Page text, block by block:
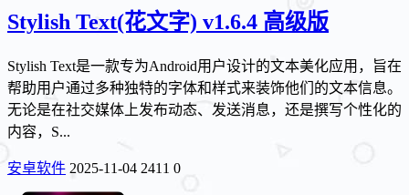
Stylish Text(花文字) v1.6.4 高级版
Stylish Text是一款专为Android用户设计的文本美化应用，旨在
帮助用户通过多种独特的字体和样式来装饰他们的文本信息。
无论是在社交媒体上发布动态、发送消息，还是撰写个性化的
内容，S...
安卓软件 2025-11-04 2411 0